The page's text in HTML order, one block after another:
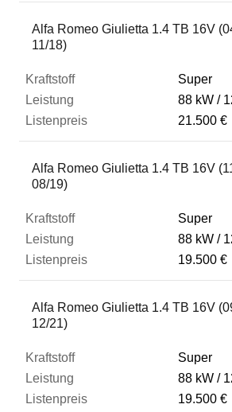
Fahrzeug
Kraftstoff
Leistung
Listenpreis
Alfa Romeo Giulietta 1.4 TB 16V
11/18)
Super
88 kW
21.500 €
Alfa Romeo Giulietta 1.4 TB 16V
08/19)
Super
88 kW
19.500 €
Alfa Romeo Giulietta 1.4 TB 16V
12/21)
Super
88 kW
19.500 €